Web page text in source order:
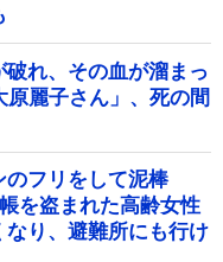
れ、その血が溜まっ
麗子さん」、死の間
のフリをして泥棒
を盗まれた高齢女性
り、避難所にも行け